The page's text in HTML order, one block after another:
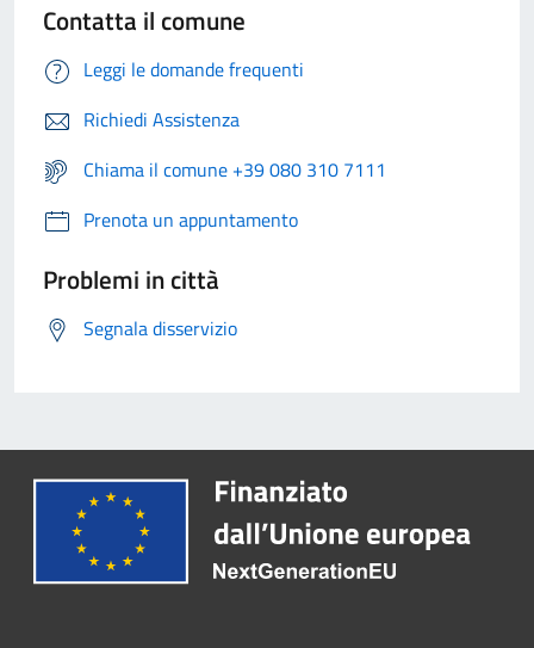
Contatta il comune
Leggi le domande frequenti
Richiedi Assistenza
Chiama il comune +39 080 310 7111
Prenota un appuntamento
Problemi in città
Segnala disservizio